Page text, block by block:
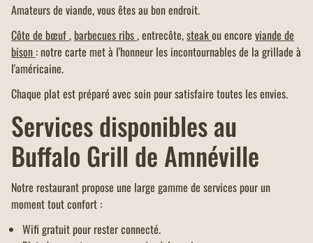
Amateurs de viande, vous êtes au bon endroit.
Côte de bœuf, barbecues ribs, entrecôte,steakou encore viande de
bison : notre carte met à l'honneur les incontournables de la grillade à
l'américaine.
Chaque plat est préparé avec soin pour satisfaire toutes les envies.
Services disponibles au
Buffalo Grill de Amnéville
Notre restaurant propose une large gamme de services pour un
moment tout confort :
Wifi gratuit pour rester connecté.